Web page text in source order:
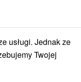
Králiky Chata Králiky
usługi. Jednak ze
Twojej